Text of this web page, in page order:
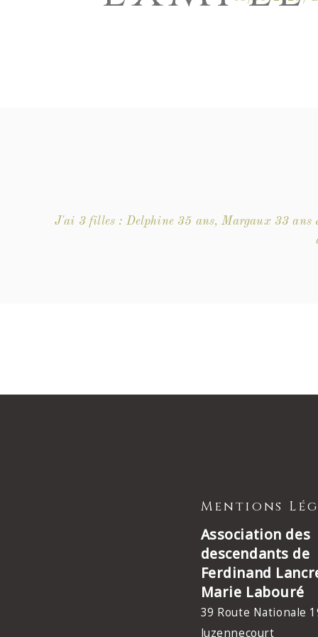
J'ai 3 filles : Delphine 35 ans, Margaux 33 ans
Mentions
Association des
descendants de
Ferdinand
Marie Labouré
39 Route Nationale
Juzennecourt